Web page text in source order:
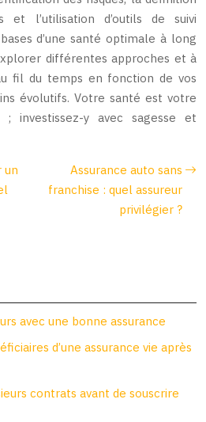
et l’utilisation d’outils de suivi
d’une santé optimale à long
différentes approches et à
fil du temps en fonction de vos
évolutifs. Votre santé est votre
investissez-y avec sagesse et
un
Assurance auto sans
franchise : quel assureur
privilégier ?
avec une bonne assurance
d’une assurance vie après
contrats avant de souscrire